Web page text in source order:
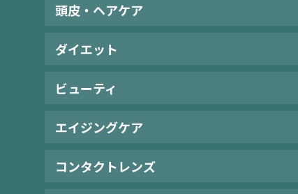
頭皮・ヘアケア
ダイエット
ビューティ
エイジングケア
コンタクトレンズ